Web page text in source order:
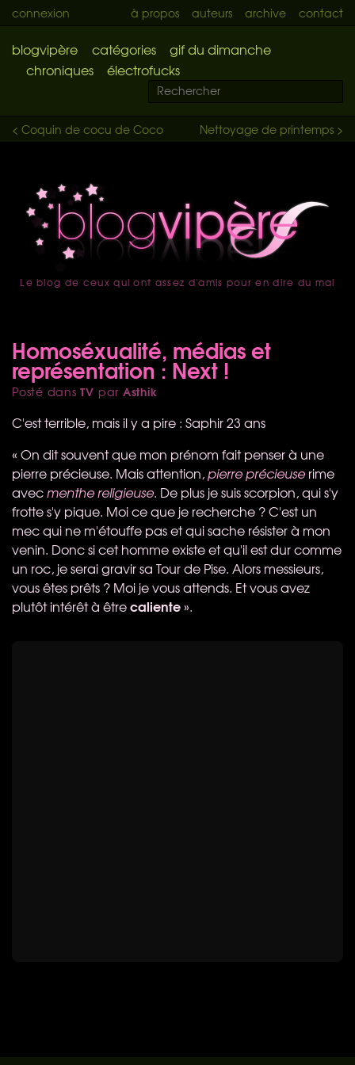
connexion à propos auteurs archive contact
blogvipère catégories
gif du dimanche
chroniques
électrofucks
Nettoyage de printemps >
< Coquin de cocu de Coco
accueil
Le blog de ceux qui ont assez d'amis pour en dire du mal
Homoséxualité, médias et
représentation : Next !
Posté dansTV par Asthik
C'est terrible, mais il y a pire : Saphir 23 ans
« On dit souvent que mon prénom fait penser à une
pierre précieuse. Mais attention,pierre précieuserime
avecmenthe religieuse. De plus je suis scorpion, qui s'y
frotte s'y pique. Moi ce que je recherche ? C'est un
mec qui ne m'étouffe pas et qui sache résister à mon
venin. Donc si cet homme existe et qu'il est dur comme
un roc, je serai gravir sa Tour de Pise. Alors messieurs,
vous êtes prêts ? Moi je vous attends. Et vous avez
plutôt intérêt à êtrecaliente».